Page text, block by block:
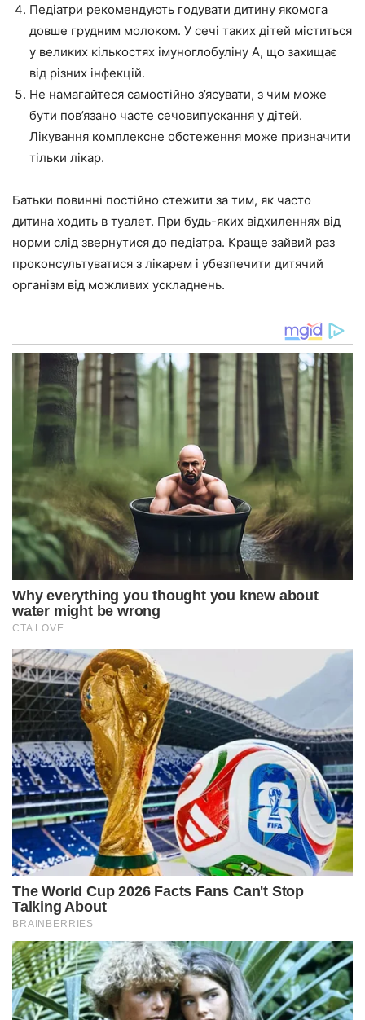
Педіатри рекомендують годувати дитину якомога
довше грудним молоком. У сечі таких дітей міститься
у великих кількостях імуноглобуліну А, що захищає
від різних інфекцій.
Не намагайтеся самостійно з’ясувати, з чим може
бути пов’язано часте сечовипускання у дітей.
Лікування комплексне обстеження може призначити
тільки лікар.
Батьки повинні постійно стежити за тим, як часто
дитина ходить в туалет. При будь-яких відхиленнях від
норми слід звернутися до педіатра. Краще зайвий раз
проконсультуватися з лікарем і убезпечити дитячий
організм від можливих ускладнень.